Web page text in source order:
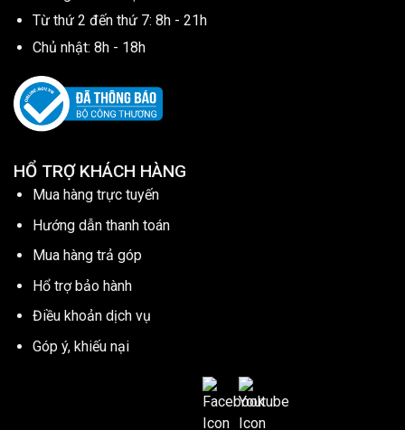
Từ thứ 2 đến thứ 7: 8h - 21h
Chủ nhật: 8h - 18h
HỔ TRỢ KHÁCH HÀNG
Mua hàng trực tuyến
Hướng dẫn thanh toán
Mua hàng trả góp
Hổ trợ bảo hành
Điều khoản dịch vụ
Góp ý, khiếu nại